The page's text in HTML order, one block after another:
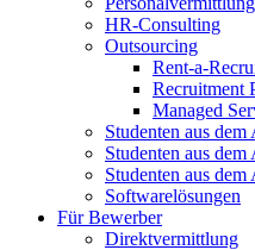
HR-Consulting
Outsourcing
Rent-a-
Recruitment
Managed
Studenten aus dem
Studenten aus
Studenten aus
Softwarelösungen
Für Bewerber
Direktvermittlung